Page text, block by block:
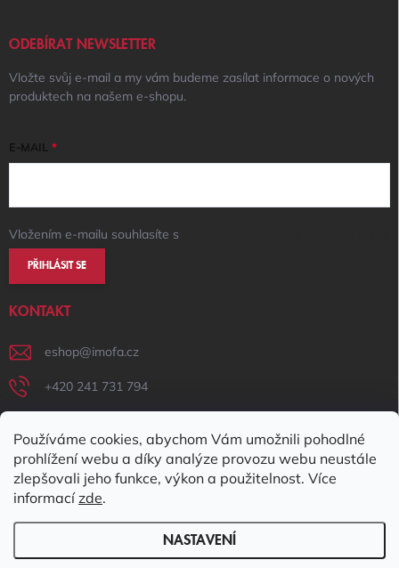
Používáme cookies, abychom Vám umožnili pohodlné
prohlížení webu a díky analýze provozu webu neustále
zlepšovali jeho funkce, výkon a použitelnost. Více
informacízde.
NASTAVENÍ
ODEBÍRAT NEWSLETTER
Vložte svůj e-mail a my vám budeme zasílat informace o nových
produktech na našem e-shopu.
E-MAIL
Vložením e-mailu souhlasíte s
PŘIHLÁSIT SE
KONTAKT
eshop@imofa.cz
+420 241 731 794
IMOFA Facebook
imofa_s.r.o